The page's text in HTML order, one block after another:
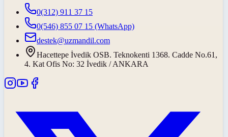
0(312) 911 37 15
0(546) 855 07 15 (WhatsApp)
destek@uzmandil.com
Hacettepe İvedik OSB. Teknokenti 1368. Cadde No.61,
4. Kat Ofis No: 32 İvedik / ANKARA